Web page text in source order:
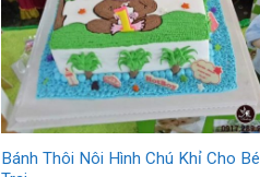
Bánh Thôi Nôi Hình Chú Khỉ Cho Bé